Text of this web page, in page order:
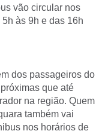
vão circular nos
às 9h e das 16h
dos passageiros do
que até
na região. Quem
também vai
nos horários de